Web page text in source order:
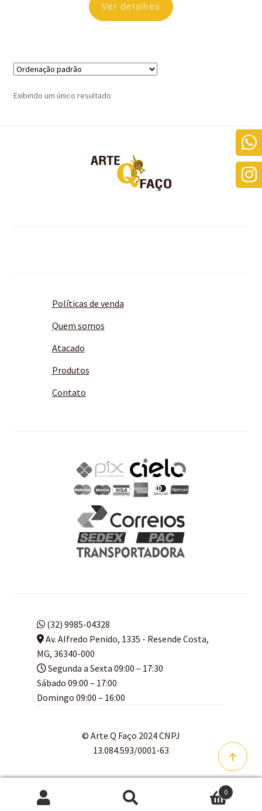
R$29,00
Ver detalhes
Exibindo um único resultado
Políticas de venda
Quem somos
Atacado
Produtos
Contato
(32) 9985-04328
Av. Alfredo Penido, 1335 - Resende Costa,
MG, 36340-000
Segunda a Sexta 09:00 – 17:30
Sábado 09:00 – 17:00
Domingo 09:00 – 16:00
© Arte Q Faço 2024 CNPJ
13.084.593/0001-63
Pesquisar
Pesquisar
0